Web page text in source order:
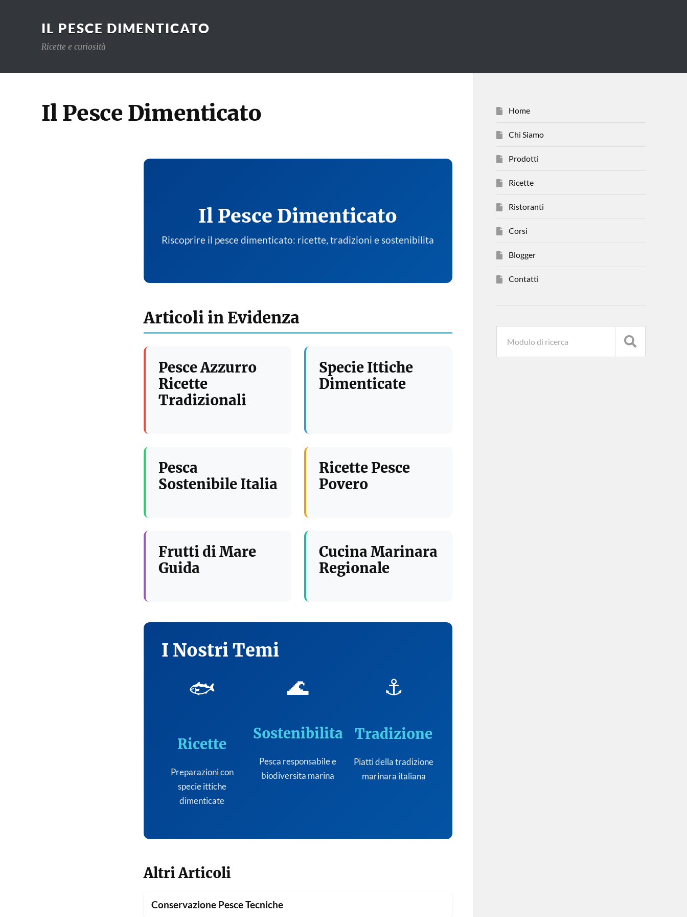
IL PESCE DIMENTICATO
Ricette e curiosità
Il Pesce Dimenticato
Il Pesce Dimenticato
Riscoprire il pesce dimenticato: ricette, tradizioni e sostenibilita
Articoli in Evidenza
Pesce Azzurro
Ricette
Tradizionali
Specie Ittiche
Dimenticate
Pesca
Sostenibile Italia
Ricette Pesce
Povero
Frutti di Mare
Guida
Cucina Marinara
Regionale
I Nostri Temi
🐟
Ricette
Preparazioni con
specie ittiche
dimenticate
🌊
Sostenibilita
Pesca responsabile e
biodiversita marina
⚓
Tradizione
Piatti della tradizione
marinara italiana
Altri Articoli
Conservazione Pesce Tecniche
Home
Chi Siamo
Prodotti
Ricette
Ristoranti
Corsi
Blogger
Contatti